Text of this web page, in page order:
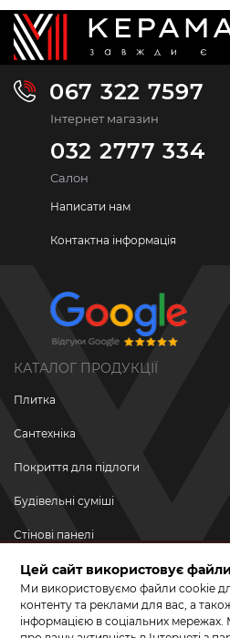
067 322 7597
Інтернет магазин
032 2777 334
Салон
Написати нам
Контактна інформація
КАТАЛОГ ПРОДУКЦІЇ
Плитка
Сантехніка
Покриття для підлоги
Будівельні суміші
Стінові панелі
Новинки
Акційні товари
Цей сайт використовує
Ми використовуємо файли cookie
контенту та реклами для вас, а
інформацією в соціальних